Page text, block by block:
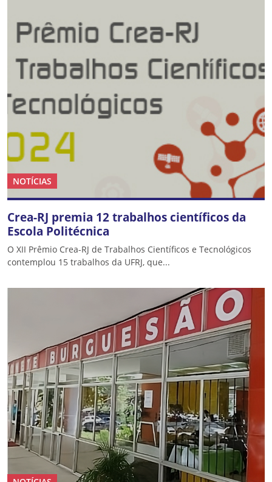
NOTÍCIAS
Crea-RJ premia 12 trabalhos científicos da
Escola Politécnica
O XII Prêmio Crea-RJ de Trabalhos Científicos e Tecnológicos
contemplou 15 trabalhos da UFRJ, que...